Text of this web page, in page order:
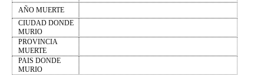
AÑO MUERTE
CIUDAD DONDE
MURIO
PROVINCIA
MUERTE
PAIS DONDE
MURIO